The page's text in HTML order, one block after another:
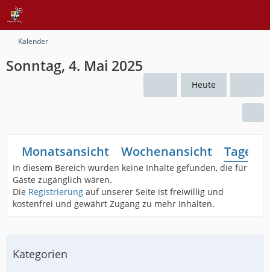
Kalender
Sonntag, 4. Mai 2025
Heute
Monatsansicht Wochenansicht
In diesem Bereich wurden keine Inhalte gefunden, die für
Gäste zugänglich wären.
Die Registrierung auf unserer Seite ist freiwillig und
kostenfrei und gewährt Zugang zu mehr Inhalten.
Kategorien